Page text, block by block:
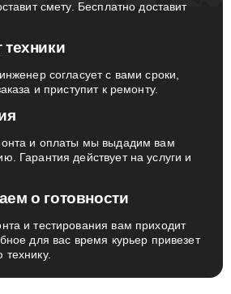
смету. Бесплатно доставит
техники
согласует с вами сроки,
и приступит к ремонту.
и оплаты мы выдадим вам
Гарантия действует на услуги и
о готовности
и тестирования вам приходит
для вас время курьер привезет